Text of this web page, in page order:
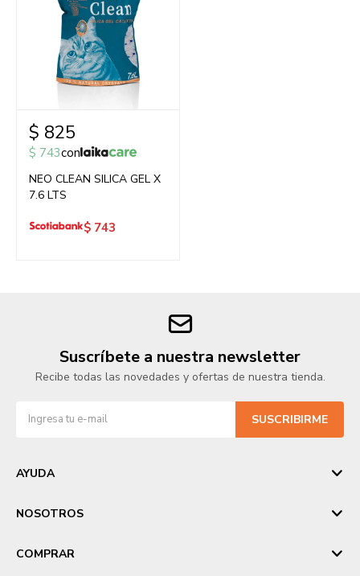
$ 825
$ 743con
NEO CLEAN SILICA GEL X
7.6 LTS
$ 743
Suscríbete a nuestra newsletter
Recibe todas las novedades y ofertas de nuestra tienda.
SUSCRIBIRME
AYUDA
NOSOTROS
COMPRAR